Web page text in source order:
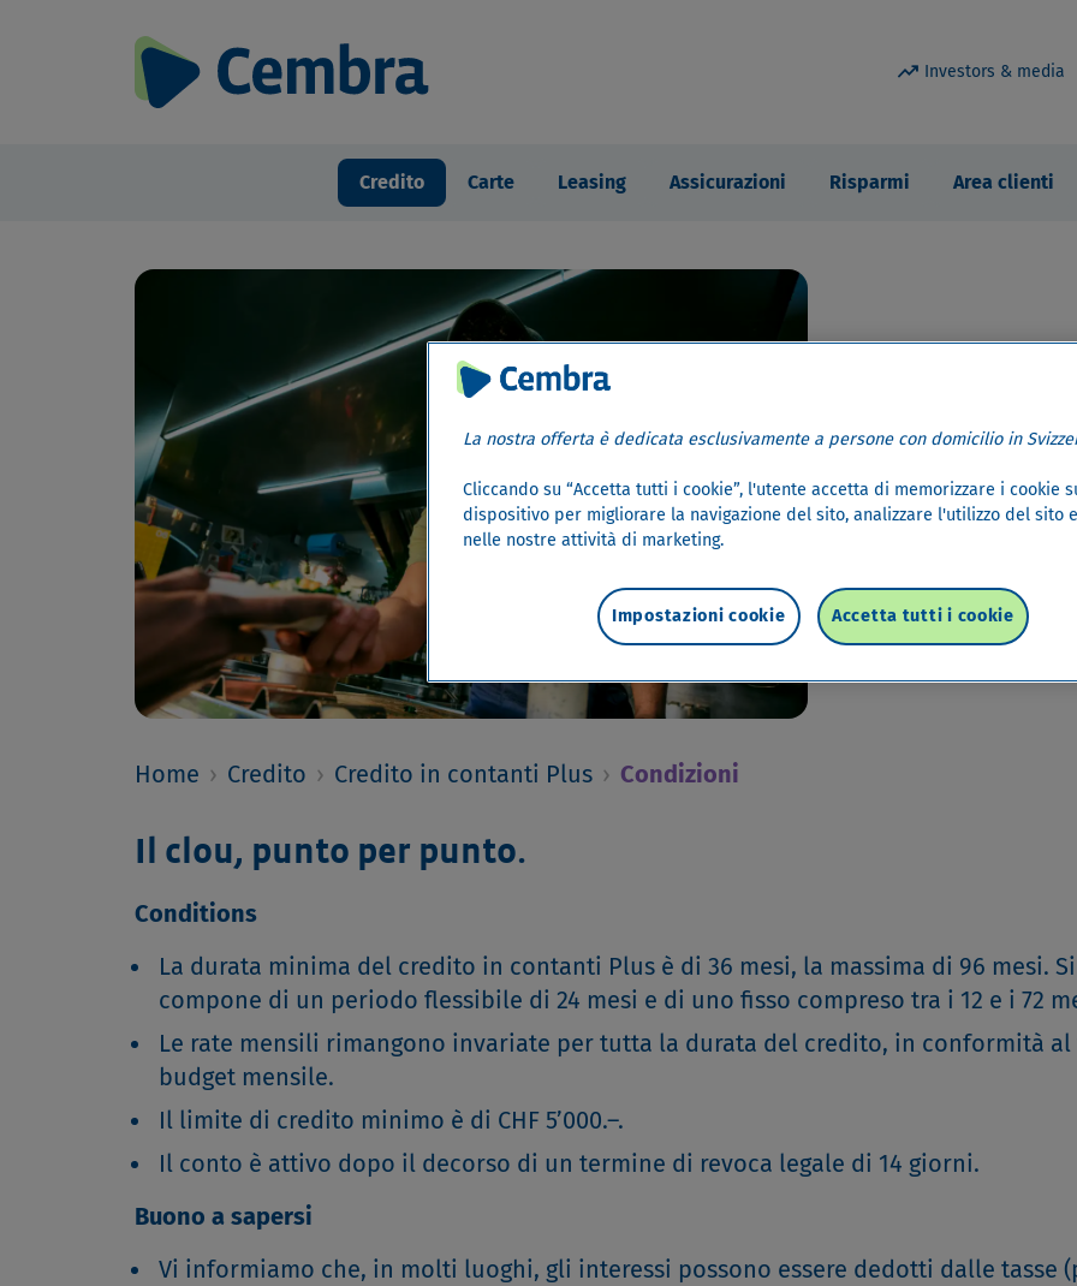
trending_up Investors & media
Credito Carte Leasing Assicurazioni Risparmi Area clienti
Il tuo
Ora a
Home › Credito › Credito in contanti Plus › Condizioni
Il clou, punto per punto.
Conditions
La durata minima del credito in contanti Plus è di 36 mesi, la massima di 96 mesi. Si
compone di un periodo flessibile di 24 mesi e di uno fisso compreso tra i 12 e i 72
Le rate mensili rimangono invariate per tutta la durata del credito, in conformità al
budget mensile.
Il limite di credito minimo è di CHF 5’000.–.
Il conto è attivo dopo il decorso di un termine di revoca legale di 14 giorni.
Buono a sapersi
Vi informiamo che, in molti luoghi, gli interessi possono essere dedotti dalle tasse
La nostra offerta è dedicata esclusivamente a persone con domicilio in
Cliccando su “Accetta tutti i cookie”, l'utente accetta di memorizzare i cookie
dispositivo per migliorare la navigazione del sito, analizzare l'utilizzo del sito
nelle nostre attività di marketing.
Accetta tutti i cookie
Impostazioni cookie